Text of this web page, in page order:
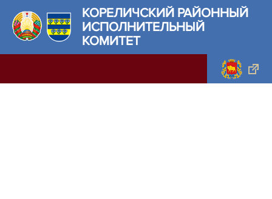
КОРЕЛИЧСКИЙ РАЙОННЫЙ
ИСПОЛНИТЕЛЬНЫЙ
КОМИТЕТ